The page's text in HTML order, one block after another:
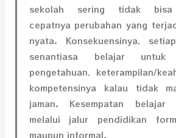
sekolah sering tidak bisa
cepatnya perubahan yang
nyata. Konsekuensinya,
senantiasa belajar untuk
pengetahuan, keterampilan/
kompetensinya kalau tidak
jaman. Kesempatan
melalui jalur pendidikan
maupun informal.